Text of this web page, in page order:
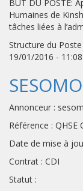
BUT DU POSTE:
Humaines de
tâches liées à
Structure du Poste
19/01/2016 - 11:08
Annonceur :
Référence : QHSE
Date de mise à
Contrat : CDI
Statut :